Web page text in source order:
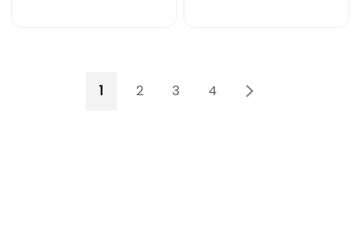
You're currently reading page
1 Page
2 Page
3 Page
4 Page
5Page
Sledeće